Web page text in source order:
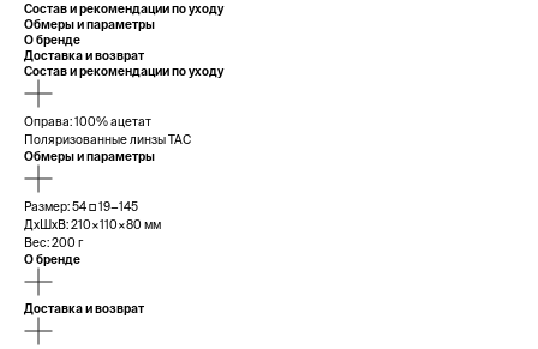
Состав и рекомендации по уходу
Обмеры и параметры
О бренде
Доставка и возврат
Состав и рекомендации по уходу
Оправа: 100% ацетат
Поляризованные линзы ТАС
Обмеры и параметры
Размер: 54 □ 19−145
ДxШxВ: 210×110×80 мм
Вес: 200 г
О бренде
Доставка и возврат